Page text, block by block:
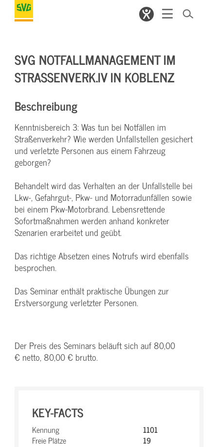
SVG NOTFALLMANAGEMENT IM
STRASSENVERK.IV IN KOBLENZ
Beschreibung
Kenntnisbereich 3: Was tun bei Notfällen im
Straßenverkehr? Wie werden Unfallstellen gesichert
und verletzte Personen aus einem Fahrzeug
geborgen?
Behandelt wird das Verhalten an der Unfallstelle bei
Lkw-, Gefahrgut-, Pkw- und Motorradunfällen sowie
bei einem Pkw-Motorbrand. Lebensrettende
Sofortmaßnahmen werden anhand konkreter
Szenarien erarbeitet und geübt.
Das richtige Absetzen eines Notrufs wird ebenfalls
besprochen.
Das Seminar enthält praktische Übungen zur
Erstversorgung verletzter Personen.
Der Preis des Seminars beläuft sich auf 80,00
€ netto, 80,00 € brutto.
KEY-FACTS
Kennung
1101
Freie Plätze
19